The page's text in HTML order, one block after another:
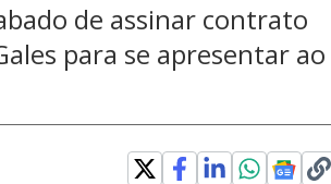
de assinar contrato
para se apresentar ao